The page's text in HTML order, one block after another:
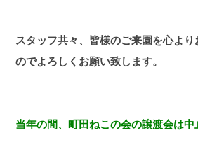
スタッフ共々、皆様のご来園を心よ
のでよろしくお願い致します。
当年の間、町田ねこの会の譲渡会は中